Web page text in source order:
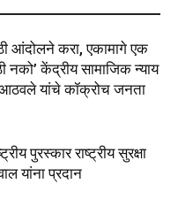
आंदोलने करा, एकामागे एक
नको’ केंद्रीय सामाजिक न्याय
आठवले यांचे कॉक्रोच जनता
पुरस्कार राष्ट्रीय सुरक्षा
यांना प्रदान